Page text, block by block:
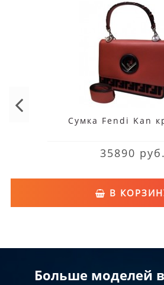
Сумка Fendi Kan
35890 руб.
В
Больше моделей